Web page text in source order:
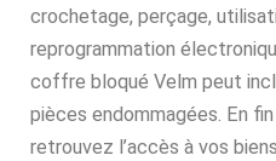
crochetage, perçage,
reprogrammation
coffre bloqué Velm peut
pièces endommagées. En
retrouvez l’accès à vos